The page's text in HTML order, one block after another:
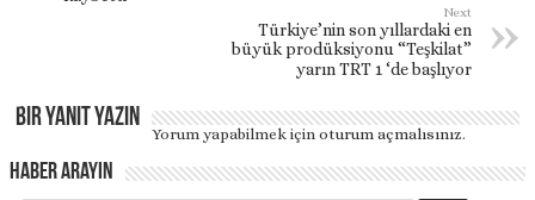
Next
Türkiye’nin son yıllardaki en
büyük prodüksiyonu “Teşkilat”
yarın TRT 1 ‘de başlıyor
Bir yanıt yazın
Yorum yapabilmek içinoturum açmalısınız.
Haber Arayın